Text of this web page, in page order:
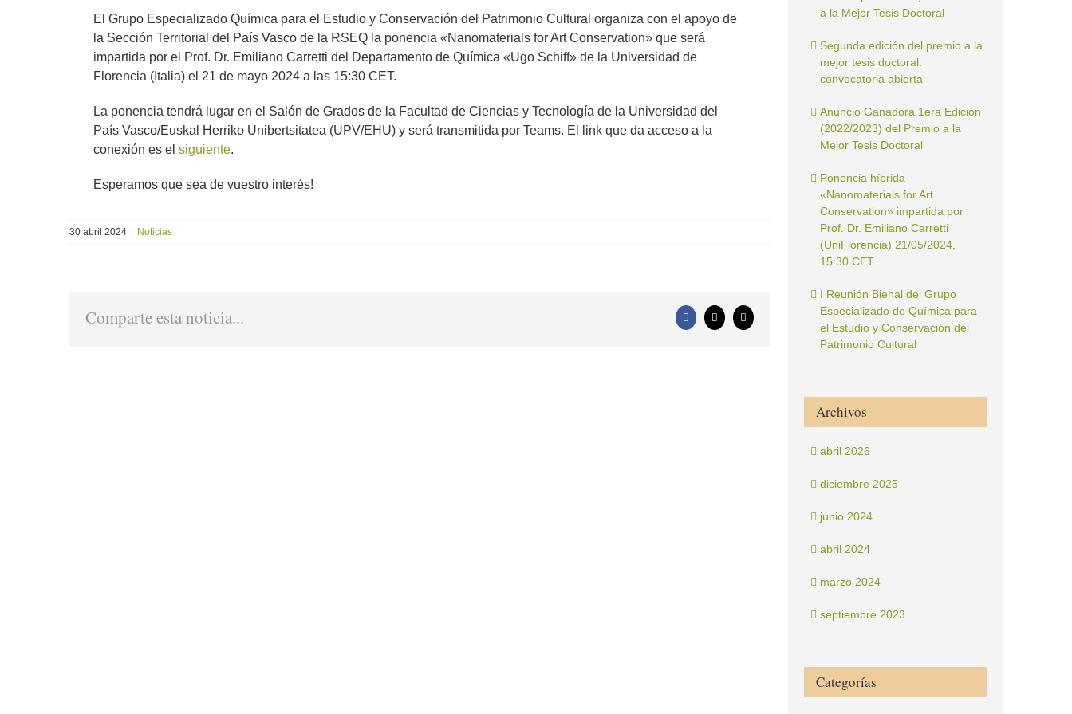
imagen
más
grande
El Grupo Especializado Química para el Estudio y Conservación del Patrimonio Cultural organiza con el apoyo de
la Sección Territorial del País Vasco de la RSEQ la ponencia «Nanomaterials for Art Conservation» que será
impartida por el Prof. Dr. Emiliano Carretti del Departamento de Química «Ugo Schiff» de la Universidad de
Florencia (Italia) el 21 de mayo 2024 a las 15:30 CET.
La ponencia tendrá lugar en el Salón de Grados de la Facultad de Ciencias y Tecnología de la Universidad del
País Vasco/Euskal Herriko Unibertsitatea (UPV/EHU) y será transmitida por Teams. El link que da acceso a la
conexión es el siguiente.
Esperamos que sea de vuestro interés!
30 abril 2024 Noticias
Comparte esta noticia... Facebook
X
Correo
electrónico
a la Mejor Tesis Doctoral
Segunda edición del premio a la
mejor tesis doctoral:
convocatoria abierta
Anuncio Ganadora 1era Edición
(2022/2023) del Premio a la
Mejor Tesis Doctoral
Ponencia híbrida
«Nanomaterials for Art
Conservation» impartida por
Prof. Dr. Emiliano Carretti
(UniFlorencia) 21/05/2024,
15:30 CET
I Reunión Bienal del Grupo
Especializado de Química para
el Estudio y Conservación del
Patrimonio Cultural
Archivos
abril 2026
diciembre 2025
junio 2024
abril 2024
marzo 2024
septiembre 2023
Categorías